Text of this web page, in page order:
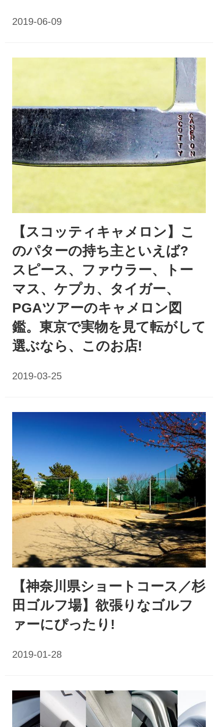
【スコッティキャメロン】こ
のパターの持ち主といえば?
スピース、ファウラー、トー
マス、ケプカ、タイガー、
PGAツアーのキャメロン図
鑑。東京で実物を見て転がして
選ぶなら、このお店!
【神奈川県ショートコース／杉
田ゴルフ場】欲張りなゴルフ
ァーにぴったり!